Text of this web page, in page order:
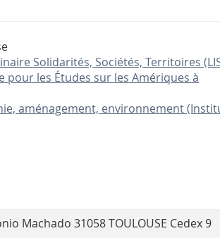
Solidarités, Sociétés, Territoires
les Études sur les Amériques à
aménagement, environnement
Machado 31058 TOULOUSE Cedex 9